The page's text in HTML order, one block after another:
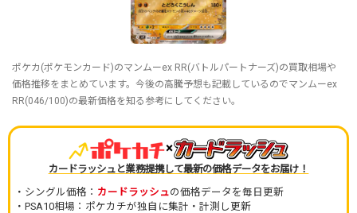
ポケカ(ポケモンカード)のマンムーex RR(バトルパートナーズ)の買取相場や
価格推移をまとめています。今後の高騰予想も記載しているのでマンムーex
RR(046/100)の最新価格を知る参考にしてください。
×
カードラッシュと業務提携して最新の価格データをお届け！
・シングル価格： カードラッシュの価格データを毎日更新
・PSA10相場：ポケカチが独自に集計・計測し更新